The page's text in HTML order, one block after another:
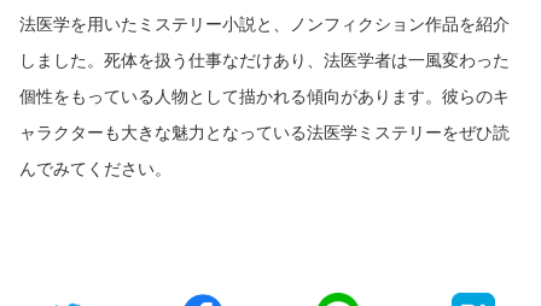
法医学を用いたミステリー小説と、ノンフィクション作品を紹介
しました。死体を扱う仕事なだけあり、法医学者は一風変わった
個性をもっている人物として描かれる傾向があります。彼らのキ
ャラクターも大きな魅力となっている法医学ミステリーをぜひ読
んでみてください。